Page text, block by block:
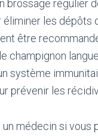
brossage régulier
les dépôts
être
champignon
système
prévenir les
médecin si